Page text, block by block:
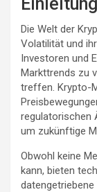
Die Welt der
Volatilität und
Investoren und
Markttrends zu
treffen. Krypto-
regulatorischen
um zukünftige
Obwohl keine
kann, bieten